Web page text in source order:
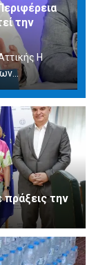
την
Η
την